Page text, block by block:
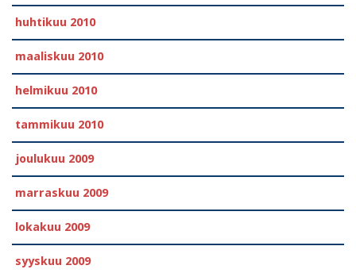
huhtikuu 2010
maaliskuu 2010
helmikuu 2010
tammikuu 2010
joulukuu 2009
marraskuu 2009
lokakuu 2009
syyskuu 2009